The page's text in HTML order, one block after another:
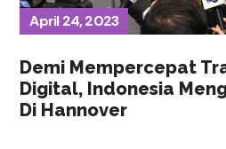
April 24, 2023
Demi Mempercepat
Digital, Indonesia
Di Hannover